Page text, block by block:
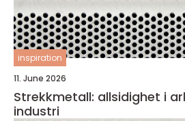
inspiration
11. June 2026
Strekkmetall: allsidighet i
industri